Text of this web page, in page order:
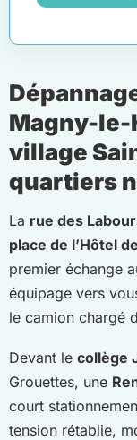
Magny-le-
village
quartiers
La rue des
place de l’Hôtel
premier échange
équipage vers
le camion chargé
Devant le collège
Grouettes, une
court
tension rétablie,